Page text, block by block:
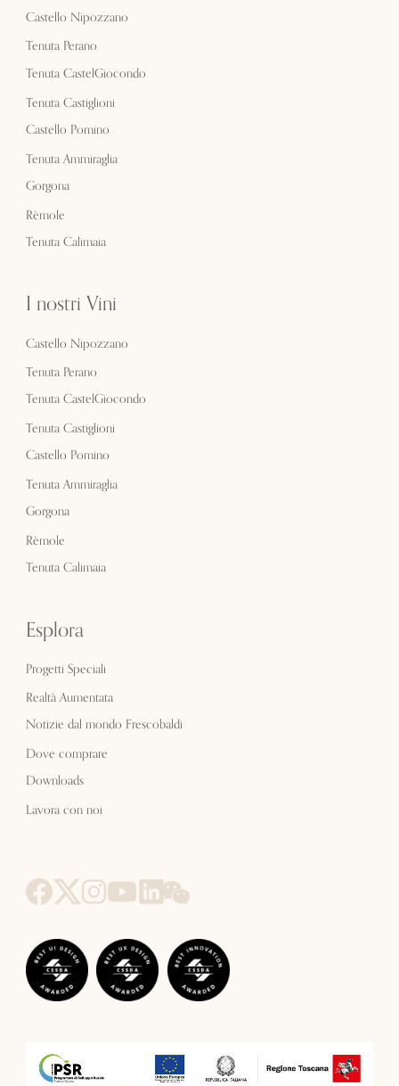
Castello Nipozzano
Tenuta Perano
Tenuta CastelGiocondo
Tenuta Castiglioni
Castello Pomino
Tenuta Ammiraglia
Gorgona
Rèmole
Tenuta Calimaia
I nostri Vini
Castello Nipozzano
Tenuta Perano
Tenuta CastelGiocondo
Tenuta Castiglioni
Castello Pomino
Tenuta Ammiraglia
Gorgona
Rèmole
Tenuta Calimaia
Esplora
Progetti Speciali
Realtà Aumentata
Notizie dal mondo Frescobaldi
Dove comprare
Downloads
Lavora con noi